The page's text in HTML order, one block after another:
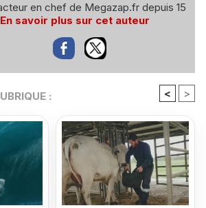
en chef de Megazap.fr depuis 15
En savoir plus sur cet auteur
: < >